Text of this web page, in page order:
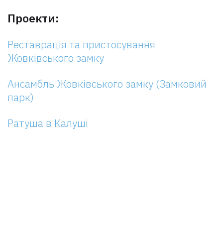
Проекти:
Реставрація та пристосування
Жовківського замку
Ансамбль Жовківського замку (Замковий
парк)
Ратуша в Калуші